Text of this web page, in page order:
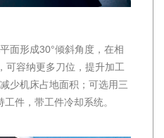
面形成30°倾斜角度，在相
可容纳更多刀位，提升加工
少机床占地面积；可选用三
件，带工件冷却系统。